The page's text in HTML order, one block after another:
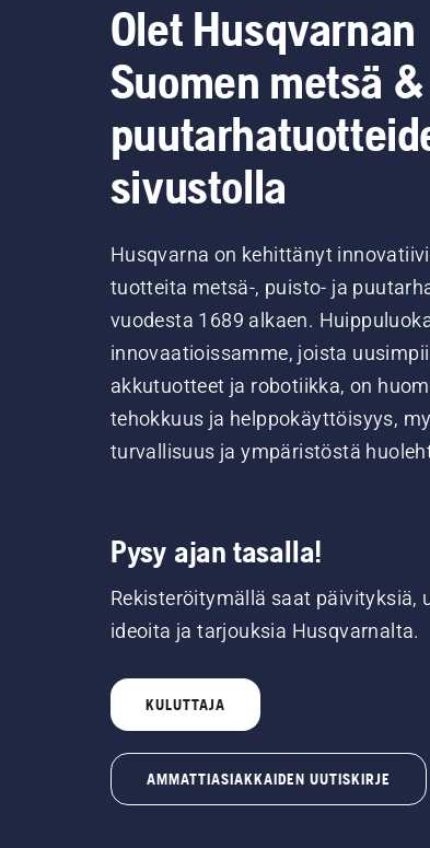
Olet Husqvarnan
Suomen metsä &
sivustolla
Husqvarna on kehittänyt
tuotteita metsä-, puisto- ja
vuodesta 1689 alkaen.
innovaatioissamme, joista
akkutuotteet ja robotiikka, on
tehokkuus ja helppokäyttöisyys,
turvallisuus ja ympäristöstä
Pysy ajan tasalla!
Rekisteröitymällä saat päivityksiä,
ideoita ja tarjouksia Husqvarnalta.
KULUTTAJA
AMMATTIASIAKKAIDEN UUTISKIRJE